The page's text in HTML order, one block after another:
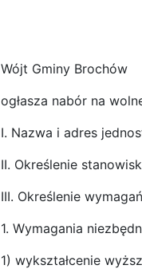
Wójt Gminy Brochów
ogłasza nabór na
I. Nazwa i adres
II. Określenie
III. Określenie
1. Wymagania
1) wykształcenie